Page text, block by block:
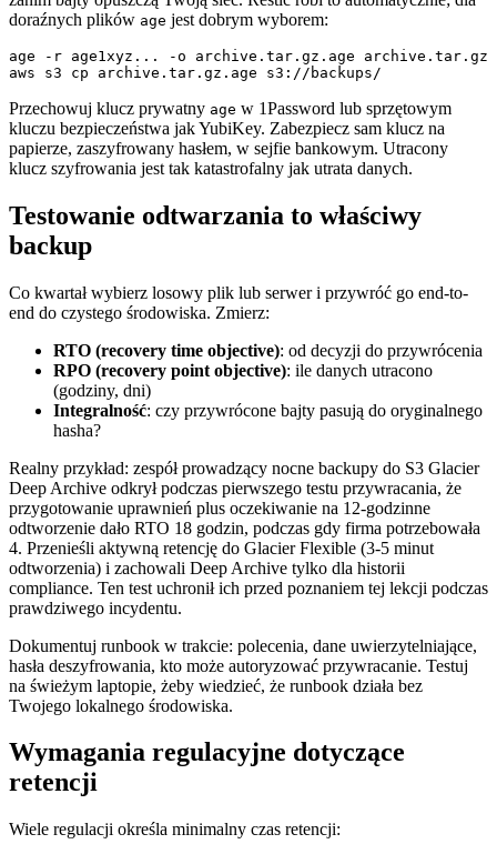
doraźnych plików age jest dobrym wyborem:
age -r age1xyz... -o archive.tar.gz.age archive.tar.gz
Przechowuj klucz prywatny age w 1Password lub sprzętowym
kluczu bezpieczeństwa jak YubiKey. Zabezpiecz sam klucz na
papierze, zaszyfrowany hasłem, w sejfie bankowym. Utracony
klucz szyfrowania jest tak katastrofalny jak utrata danych.
Testowanie odtwarzania to właściwy
backup
Co kwartał wybierz losowy plik lub serwer i przywróć go end-to-
end do czystego środowiska. Zmierz:
RTO (recovery time objective): od decyzji do przywrócenia
RPO (recovery point objective): ile danych utracono
(godziny, dni)
Integralność: czy przywrócone bajty pasują do oryginalnego
hasha?
Realny przykład: zespół prowadzący nocne backupy do S3 Glacier
Deep Archive odkrył podczas pierwszego testu przywracania, że
przygotowanie uprawnień plus oczekiwanie na 12-godzinne
odtworzenie dało RTO 18 godzin, podczas gdy firma potrzebowała
4. Przenieśli aktywną retencję do Glacier Flexible (3-5 minut
odtworzenia) i zachowali Deep Archive tylko dla historii
compliance. Ten test uchronił ich przed poznaniem tej lekcji podczas
prawdziwego incydentu.
Dokumentuj runbook w trakcie: polecenia, dane uwierzytelniające,
hasła deszyfrowania, kto może autoryzować przywracanie. Testuj
na świeżym laptopie, żeby wiedzieć, że runbook działa bez
Twojego lokalnego środowiska.
Wymagania regulacyjne dotyczące
retencji
Wiele regulacji określa minimalny czas retencji: